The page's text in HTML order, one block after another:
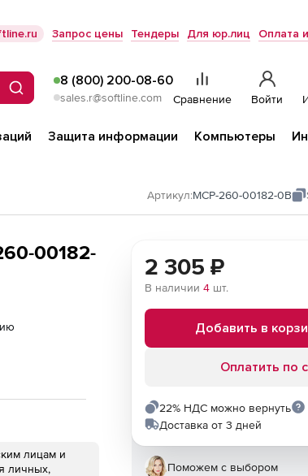
Запрос цены Тендеры Для юр.лиц Оплата
Поиск
8 (800) 200-08-60
sales.r@softline.com Сравнение Войти
Защита информации Компьютеры
Артикул:MCP-260-00182-0B
00182-
лицам и
личных,
2 305 ₽
В наличии 4 шт.
Добавить в
Оплатить по
22% НДС можно вернуть
Доставка от 3 дней
Поможем с выбором